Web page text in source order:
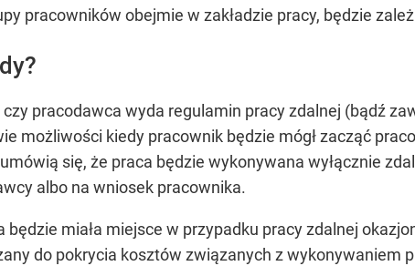
pracowników obejmie w zakładzie pracy, będzie
pracodawca wyda regulamin pracy zdalnej (bądź
możliwości kiedy pracownik będzie mógł zacząć
się, że praca będzie wykonywana wyłącznie
albo na wniosek pracownika.
będzie miała miejsce w przypadku pracy zdalnej
do pokrycia kosztów związanych z wykonywaniem